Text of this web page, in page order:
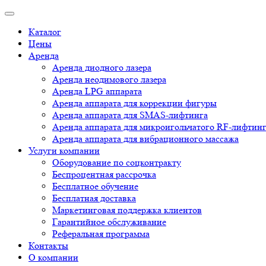
Каталог
Цены
Аренда
Аренда диодного лазера
Аренда неодимового лазера
Аренда LPG аппарата
Аренда аппарата для коррекции фигуры
Аренда аппарата для SMAS-лифтинга
Аренда аппарата для микроигольчатого RF-
Аренда аппарата для вибрационного массажа
Услуги компании
Оборудование по соцконтракту
Беспроцентная рассрочка
Бесплатное обучение
Бесплатная доставка
Маркетинговая поддержка клиентов
Гарантийное обслуживание
Реферальная программа
Контакты
О компании